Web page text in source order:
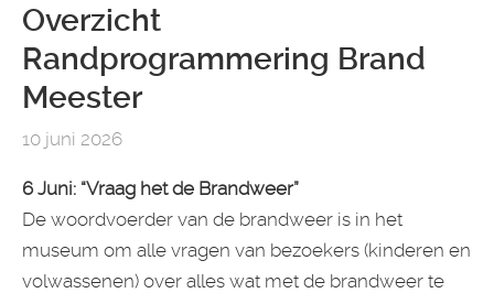
Overzicht
Randprogrammering Brand
Meester
10 juni 2026
6 Juni: “Vraag het de Brandweer”
De woordvoerder van de brandweer is in het
museum om alle vragen van bezoekers (kinderen en
volwassenen) over alles wat met de brandweer te